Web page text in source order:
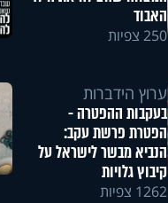
האבוד
250 צפיות
ערוץ הידברות
בעקבות ההפטרה -
הפטרת פרשת עקב:
הנביא מבשר לישראל על
קיבוץ גלויות
1262 צפיות